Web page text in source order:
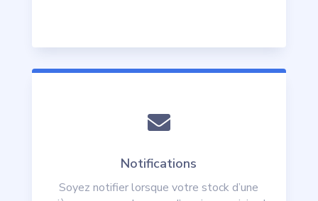

Notifications
Soyez notifier lorsque votre stock d’une